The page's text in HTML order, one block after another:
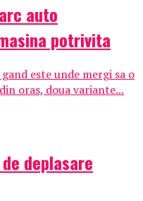
auto
potrivita
este unde mergi sa o
oras, doua variante...
deplasare